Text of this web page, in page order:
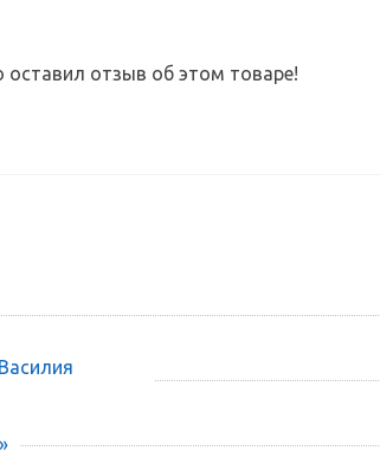
оставил отзыв об этом товаре!